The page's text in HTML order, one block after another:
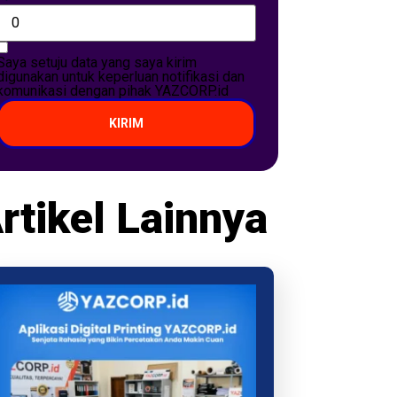
setuju data yang saya kirim
untuk keperluan notifikasi dan
dengan pihak YAZCORP.id
KIRIM
Lainnya